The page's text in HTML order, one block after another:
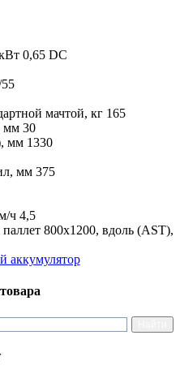
0,65 DC
мачтой, кг 165
мм 30
мм 1330
мм 375
ч 4,5
800х1200, вдоль (AST),
аккумулятор